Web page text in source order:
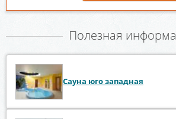
Полезная
Сауна юго западная